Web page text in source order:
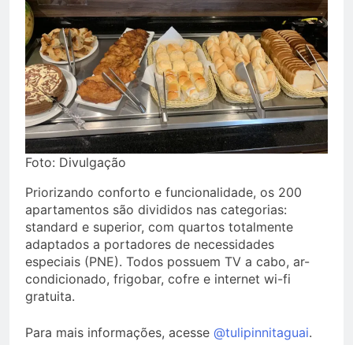
Foto: Divulgação
Priorizando conforto e funcionalidade, os 200
apartamentos são divididos nas categorias:
standard e superior, com quartos totalmente
adaptados a portadores de necessidades
especiais (PNE). Todos possuem TV a cabo, ar-
condicionado, frigobar, cofre e internet wi-fi
gratuita.
Para mais informações, acesse @tulipinnitaguai.